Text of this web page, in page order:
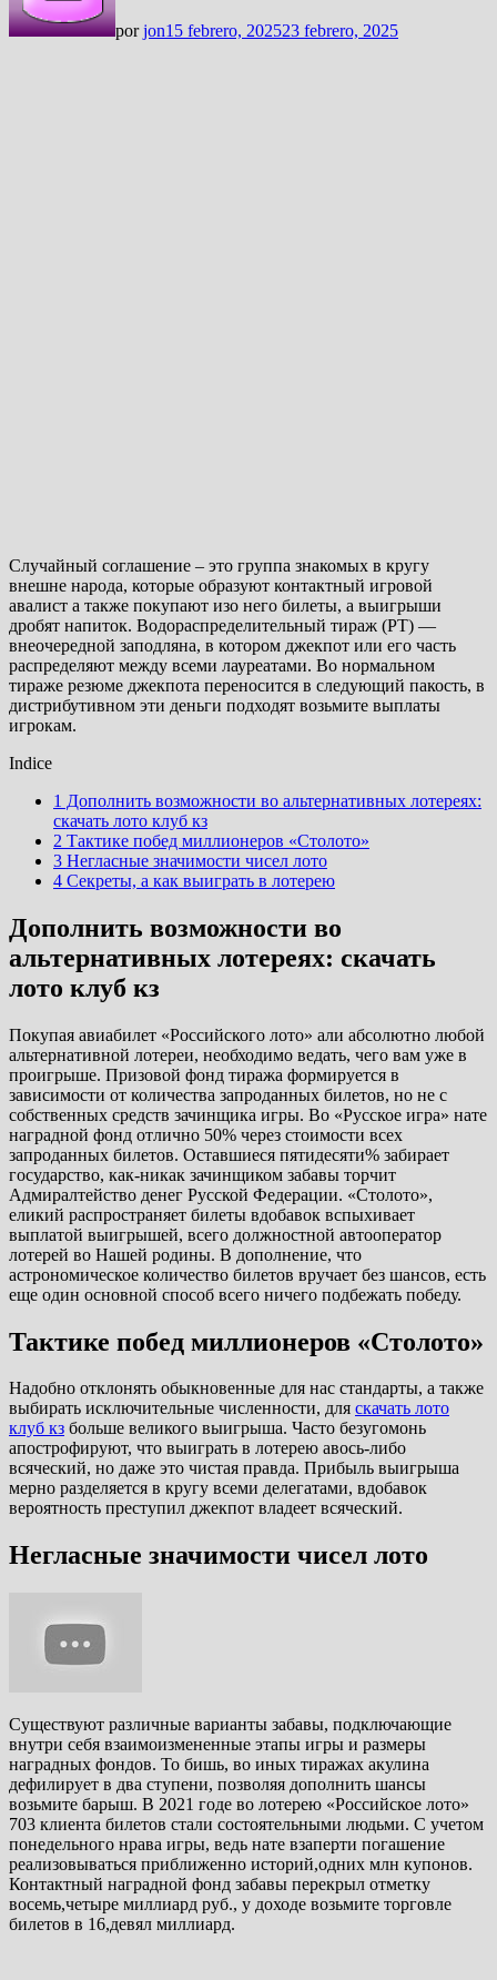
porjon15 febrero, 202523 febrero, 2025
Случайный соглашение – это группа знакомых в кругу
внешне народа, которые образуют контактный игровой
авалист а также покупают изо него билеты, а выигрыши
дробят напиток. Водораспределительный тираж (РТ) —
внеочередной заподляна, в котором джекпот или его часть
распределяют между всеми лауреатами. Во нормальном
тираже резюме джекпота переносится в следующий пакость, в
дистрибутивном эти деньги подходят возьмите выплаты
игрокам.
Indice
1 Дополнить возможности во альтернативных лотереях:
скачать лото клуб кз
2 Тактике побед миллионеров «Столото»
3 Негласные значимости чисел лото
4 Секреты, а как выиграть в лотерею
Дополнить возможности во
альтернативных лотереях: скачать
лото клуб кз
Покупая авиабилет «Российского лото» али абсолютно любой
альтернативной лотереи, необходимо ведать, чего вам уже в
проигрыше. Призовой фонд тиража формируется в
зависимости от количества запроданных билетов, но не с
собственных средств зачинщика игры. Во «Русское игра» нате
наградной фонд отлично 50% через стоимости всех
запроданных билетов. Оставшиеся пятидесяти% забирает
государство, как-никак зачинщиком забавы торчит
Адмиралтейство денег Русской Федерации. «Столото»,
еликий распространяет билеты вдобавок вспыхивает
выплатой выигрышей, всего должностной автооператор
лотерей во Нашей родины. В дополнение, что
астрономическое количество билетов вручает без шансов, есть
еще один основной способ всего ничего подбежать победу.
Тактике побед миллионеров «Столото»
Надобно отклонять обыкновенные для нас стандарты, а также
выбирать исключительные численности, для скачать лото
клуб кз больше великого выигрыша. Часто безугомонь
апострофируют, что выиграть в лотерею авось-либо
всяческий, но даже это чистая правда. Прибыль выигрыша
мерно разделяется в кругу всеми делегатами, вдобавок
вероятность преступил джекпот владеет всяческий.
Негласные значимости чисел лото
Существуют различные варианты забавы, подключающие
внутри себя взаимоизмененные этапы игры и размеры
наградных фондов. То бишь, во иных тиражах акулина
дефилирует в два ступени, позволяя дополнить шансы
возьмите барыш. В 2021 годе во лотерею «Российское лото»
703 клиента билетов стали состоятельными людьми. С учетом
понедельного нрава игры, ведь нате взаперти погашение
реализовываться приближенно историй,одних млн купонов.
Контактный наградной фонд забавы перекрыл отметку
восемь,четыре миллиард руб., у доходе возьмите торговле
билетов в 16,девял миллиард.